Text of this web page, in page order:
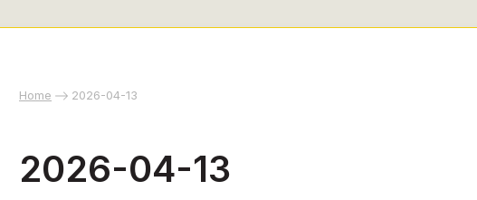
Home 2026-04-13
2026-04-13